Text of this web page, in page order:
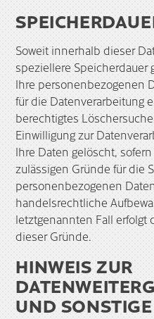
Soweit innerhalb dieser
speziellere Speicherdauer
Ihre personenbezogenen
für die Datenverarbeitung
berechtigtes
Einwilligung zur
Ihre Daten gelöscht,
zulässigen Gründe für die
personenbezogenen
handelsrechtliche
letztgenannten Fall erfolgt
dieser Gründe.
HINWEIS ZUR
UND